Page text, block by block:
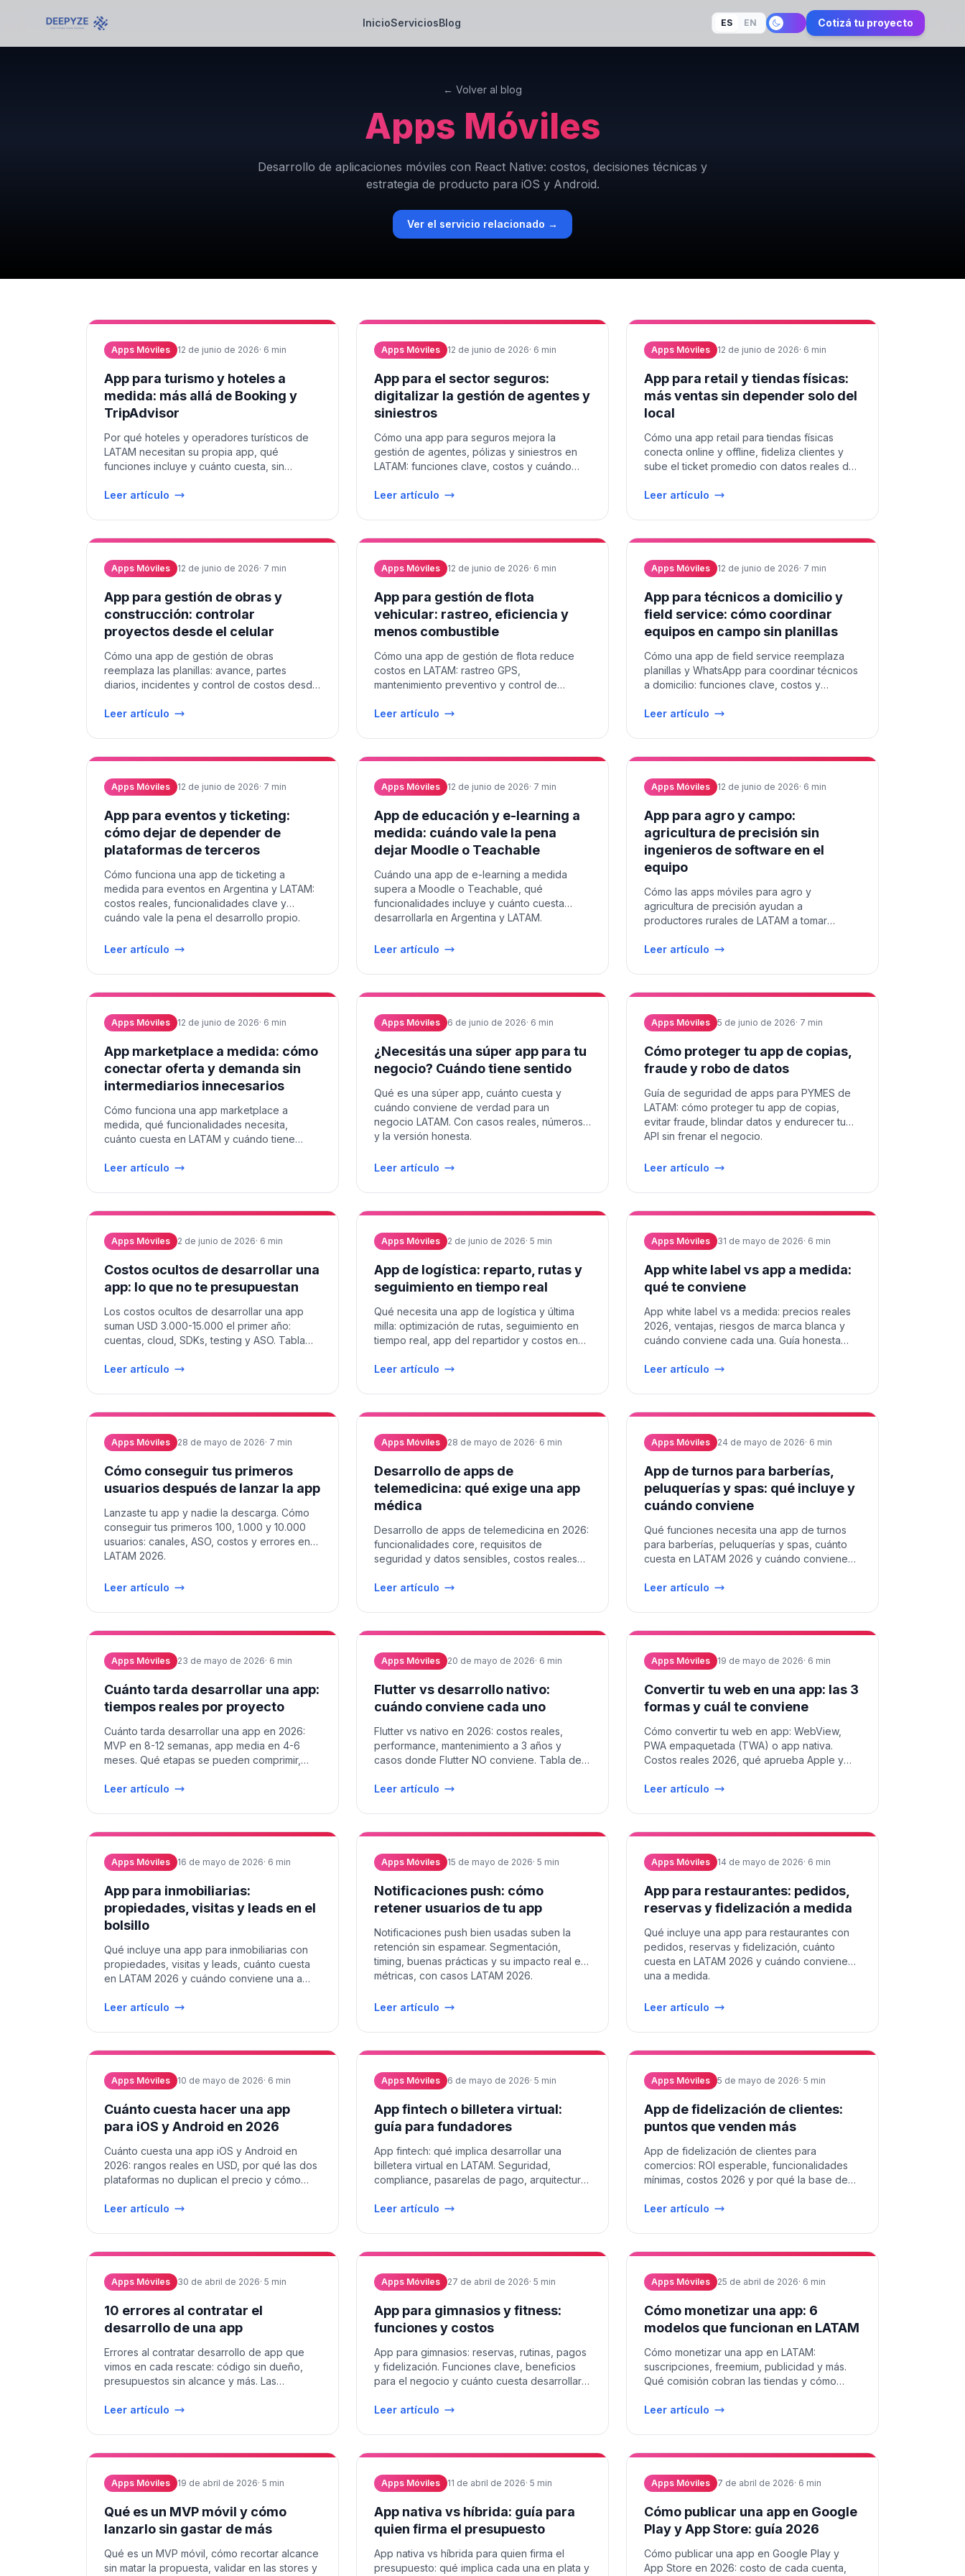
InicioServiciosBlog ES EN Cotizá tu proyecto
← Volver al blog
Apps Móviles
Desarrollo de aplicaciones móviles con React Native: costos, decisiones técnicas y
estrategia de producto para iOS y Android.
Ver el servicio relacionado →
Apps Móviles 12 de junio de 2026· 6 min
App para turismo y hoteles a
medida: más allá de Booking y
TripAdvisor
Por qué hoteles y operadores turísticos de
LATAM necesitan su propia app, qué
funciones incluye y cuánto cuesta, sin
Leer artículo
Apps Móviles 12 de junio de 2026· 6 min
App para el sector seguros:
digitalizar la gestión de agentes y
siniestros
Cómo una app para seguros mejora la
gestión de agentes, pólizas y siniestros en
LATAM: funciones clave, costos y cuándo
Leer artículo
Apps Móviles 12 de junio de 2026· 6 min
App para retail y tiendas físicas:
más ventas sin depender solo del
local
Cómo una app retail para tiendas físicas
conecta online y offline, fideliza clientes y
sube el ticket promedio con datos reales de
Leer artículo
Apps Móviles 12 de junio de 2026· 7 min
App para gestión de obras y
construcción: controlar
proyectos desde el celular
Cómo una app de gestión de obras
reemplaza las planillas: avance, partes
diarios, incidentes y control de costos desde
Leer artículo
Apps Móviles 12 de junio de 2026· 6 min
App para gestión de flota
vehicular: rastreo, eficiencia y
menos combustible
Cómo una app de gestión de flota reduce
costos en LATAM: rastreo GPS,
mantenimiento preventivo y control de
Leer artículo
Apps Móviles 12 de junio de 2026· 7 min
App para técnicos a domicilio y
field service: cómo coordinar
equipos en campo sin planillas
Cómo una app de field service reemplaza
planillas y WhatsApp para coordinar técnicos
a domicilio: funciones clave, costos y
Leer artículo
Apps Móviles 12 de junio de 2026· 7 min
App para eventos y ticketing:
cómo dejar de depender de
plataformas de terceros
Cómo funciona una app de ticketing a
medida para eventos en Argentina y LATAM:
costos reales, funcionalidades clave y
cuándo vale la pena el desarrollo propio.
Leer artículo
Apps Móviles 12 de junio de 2026· 7 min
App de educación y e-learning a
medida: cuándo vale la pena
dejar Moodle o Teachable
Cuándo una app de e-learning a medida
supera a Moodle o Teachable, qué
funcionalidades incluye y cuánto cuesta
desarrollarla en Argentina y LATAM.
Leer artículo
Apps Móviles 12 de junio de 2026· 6 min
App para agro y campo:
agricultura de precisión sin
ingenieros de software en el
equipo
Cómo las apps móviles para agro y
agricultura de precisión ayudan a
productores rurales de LATAM a tomar
tiempo real.
Leer artículo
Apps Móviles 12 de junio de 2026· 6 min
App marketplace a medida: cómo
conectar oferta y demanda sin
intermediarios innecesarios
Cómo funciona una app marketplace a
medida, qué funcionalidades necesita,
cuánto cuesta en LATAM y cuándo tiene
Leer artículo
Apps Móviles 6 de junio de 2026· 6 min
¿Necesitás una súper app para tu
negocio? Cuándo tiene sentido
Qué es una súper app, cuánto cuesta y
cuándo conviene de verdad para un
negocio LATAM. Con casos reales, números
y la versión honesta.
Leer artículo
Apps Móviles 5 de junio de 2026· 7 min
Cómo proteger tu app de copias,
fraude y robo de datos
Guía de seguridad de apps para PYMES de
LATAM: cómo proteger tu app de copias,
evitar fraude, blindar datos y endurecer tu
API sin frenar el negocio.
Leer artículo
Apps Móviles 2 de junio de 2026· 6 min
Costos ocultos de desarrollar una
app: lo que no te presupuestan
Los costos ocultos de desarrollar una app
suman USD 3.000-15.000 el primer año:
cuentas, cloud, SDKs, testing y ASO. Tabla
Leer artículo
Apps Móviles 2 de junio de 2026· 5 min
App de logística: reparto, rutas y
seguimiento en tiempo real
Qué necesita una app de logística y última
milla: optimización de rutas, seguimiento en
tiempo real, app del repartidor y costos en
Leer artículo
Apps Móviles 31 de mayo de 2026· 6 min
App white label vs app a medida:
qué te conviene
App white label vs a medida: precios reales
2026, ventajas, riesgos de marca blanca y
cuándo conviene cada una. Guía honesta
Leer artículo
Apps Móviles 28 de mayo de 2026· 7 min
Cómo conseguir tus primeros
usuarios después de lanzar la app
Lanzaste tu app y nadie la descarga. Cómo
conseguir tus primeros 100, 1.000 y 10.000
usuarios: canales, ASO, costos y errores en
LATAM 2026.
Leer artículo
Apps Móviles 28 de mayo de 2026· 6 min
Desarrollo de apps de
telemedicina: qué exige una app
médica
Desarrollo de apps de telemedicina en 2026:
funcionalidades core, requisitos de
seguridad y datos sensibles, costos reales
Leer artículo
Apps Móviles 24 de mayo de 2026· 6 min
App de turnos para barberías,
peluquerías y spas: qué incluye y
cuándo conviene
Qué funciones necesita una app de turnos
para barberías, peluquerías y spas, cuánto
cuesta en LATAM 2026 y cuándo conviene
Leer artículo
Apps Móviles 23 de mayo de 2026· 6 min
Cuánto tarda desarrollar una app:
tiempos reales por proyecto
Cuánto tarda desarrollar una app en 2026:
MVP en 8-12 semanas, app media en 4-6
meses. Qué etapas se pueden comprimir,
Leer artículo
Apps Móviles 20 de mayo de 2026· 6 min
Flutter vs desarrollo nativo:
cuándo conviene cada uno
Flutter vs nativo en 2026: costos reales,
performance, mantenimiento a 3 años y
casos donde Flutter NO conviene. Tabla de
Leer artículo
Apps Móviles 19 de mayo de 2026· 6 min
Convertir tu web en una app: las 3
formas y cuál te conviene
Cómo convertir tu web en app: WebView,
PWA empaquetada (TWA) o app nativa.
Costos reales 2026, qué aprueba Apple y
Leer artículo
Apps Móviles 16 de mayo de 2026· 6 min
App para inmobiliarias:
propiedades, visitas y leads en el
bolsillo
Qué incluye una app para inmobiliarias con
propiedades, visitas y leads, cuánto cuesta
en LATAM 2026 y cuándo conviene una a
Leer artículo
Apps Móviles 15 de mayo de 2026· 5 min
Notificaciones push: cómo
retener usuarios de tu app
Notificaciones push bien usadas suben la
retención sin espamear. Segmentación,
timing, buenas prácticas y su impacto real en
métricas, con casos LATAM 2026.
Leer artículo
Apps Móviles 14 de mayo de 2026· 6 min
App para restaurantes: pedidos,
reservas y fidelización a medida
Qué incluye una app para restaurantes con
pedidos, reservas y fidelización, cuánto
cuesta en LATAM 2026 y cuándo conviene
una a medida.
Leer artículo
Apps Móviles 10 de mayo de 2026· 6 min
Cuánto cuesta hacer una app
para iOS y Android en 2026
Cuánto cuesta una app iOS y Android en
2026: rangos reales en USD, por qué las dos
plataformas no duplican el precio y cómo
Leer artículo
Apps Móviles 6 de mayo de 2026· 5 min
App fintech o billetera virtual:
guía para fundadores
App fintech: qué implica desarrollar una
billetera virtual en LATAM. Seguridad,
compliance, pasarelas de pago, arquitectura,
Leer artículo
Apps Móviles 5 de mayo de 2026· 5 min
App de fidelización de clientes:
puntos que venden más
App de fidelización de clientes para
comercios: ROI esperable, funcionalidades
mínimas, costos 2026 y por qué la base de
Leer artículo
Apps Móviles 30 de abril de 2026· 5 min
10 errores al contratar el
desarrollo de una app
Errores al contratar desarrollo de app que
vimos en cada rescate: código sin dueño,
presupuestos sin alcance y más. Las
Leer artículo
Apps Móviles 27 de abril de 2026· 5 min
App para gimnasios y fitness:
funciones y costos
App para gimnasios: reservas, rutinas, pagos
y fidelización. Funciones clave, beneficios
para el negocio y cuánto cuesta desarrollarla
Leer artículo
Apps Móviles 25 de abril de 2026· 6 min
Cómo monetizar una app: 6
modelos que funcionan en LATAM
Cómo monetizar una app en LATAM:
suscripciones, freemium, publicidad y más.
Qué comisión cobran las tiendas y cómo
Leer artículo
Apps Móviles 19 de abril de 2026· 5 min
Qué es un MVP móvil y cómo
lanzarlo sin gastar de más
Qué es un MVP móvil, cómo recortar alcance
sin matar la propuesta, validar en las stores y
Apps Móviles 11 de abril de 2026· 5 min
App nativa vs híbrida: guía para
quien firma el presupuesto
App nativa vs híbrida para quien firma el
presupuesto: qué implica cada una en plata y
Apps Móviles 7 de abril de 2026· 6 min
Cómo publicar una app en Google
Play y App Store: guía 2026
Cómo publicar una app en Google Play y
App Store en 2026: costo de cada cuenta,